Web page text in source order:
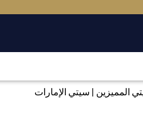
المميزين | سيتي الإمارات